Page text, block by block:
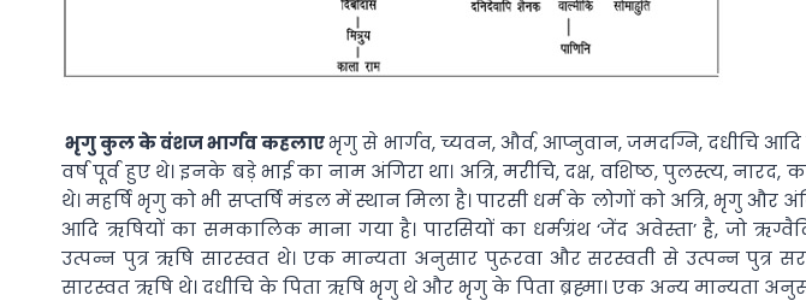
भृगु कुल के वंशज भार्गव कहलाएभृगु से भार्गव, च्यवन, और्व, आप्नुवान, जमदग्नि, दधीचि
वर्ष पूर्व हुए थे। इनके बड़े भाई का नाम अंगिरा था। अत्रि, मरीचि, दक्ष, वशिष्ठ, पुलस्त्य,
थे। महर्षि भृगु को भी सप्तर्षि मंडल में स्थान मिला है। पारसी धर्म के लोगों को अत्रि, भृगु
आदि ऋषियों का समकालिक माना गया है। पारसियों का धर्मग्रंथ ‘जेंद अवेस्ता’ है, जो
उत्पन्न पुत्र ऋषि सारस्वत थे। एक मान्यता अनुसार पुरूरवा और सरस्वती से उत्पन्न पुत्र
सारस्वत ऋषि थे। दधीचि के पिता ऋषि भृगु थे और भृगु के पिता ब्रह्मा। एक अन्य मान्यता